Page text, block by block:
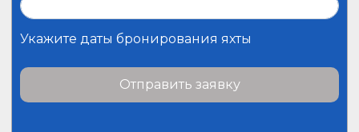
Укажите даты бронирования яхты
Отправить заявку